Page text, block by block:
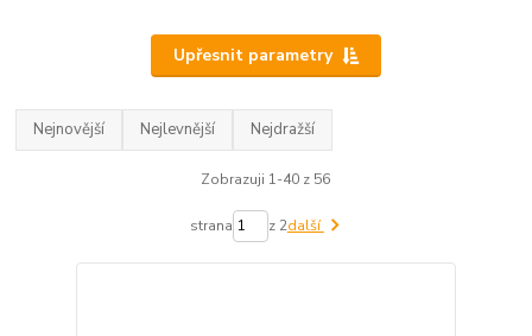
Upřesnit parametry
Nejnovější Nejlevnější Nejdražší
Zobrazuji 1-40 z 56
strana z 2další